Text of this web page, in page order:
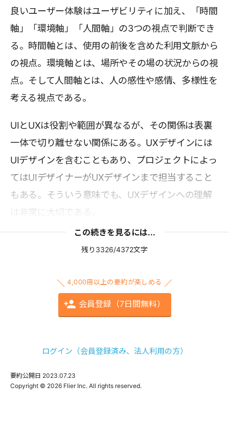
良いユーザー体験はユーザビリティに加え、「時間
軸」「環境軸」「人間軸」の3つの視点で判断でき
る。時間軸とは、使用の前後を含めた利用文脈から
の視点。環境軸とは、場所やその場の状況からの視
点。そして人間軸とは、人の感性や感情、多様性を
考える視点である。
UIとUXは役割や範囲が異なるが、その関係は表裏
一体で切り離せない関係にある。UXデザインには
UIデザインを含むこともあり、プロジェクトによっ
てはUIデザイナーがUXデザインまで担当すること
もある。そういう意味でも、UXデザインへの理解
は非常に大切である。
この続きを見るには...
残り3326/4372文字
4,000冊以上の要約が楽しめる
会員登録（7日間無料）
ログイン（会員登録済み、法人利用の方）
要約公開日 2023.07.23